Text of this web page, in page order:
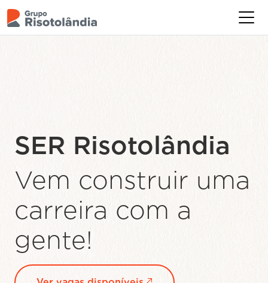
alimentação de
qualidade para
mais de550.000
brasileiros
os dias